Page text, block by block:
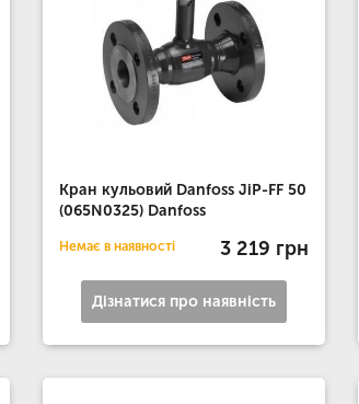
Кран кульовий Danfoss JiP-FF 50
(065N0325) Danfoss
Немає в наявності 3 219 грн
Дізнатися про наявність